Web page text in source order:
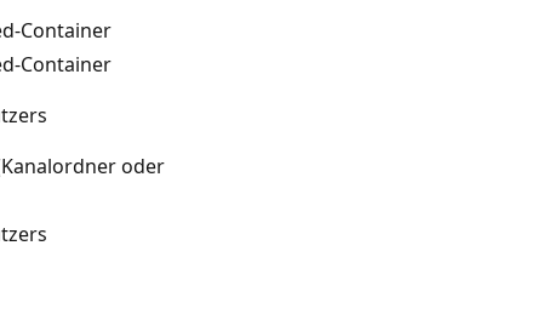
Container
Container
oder